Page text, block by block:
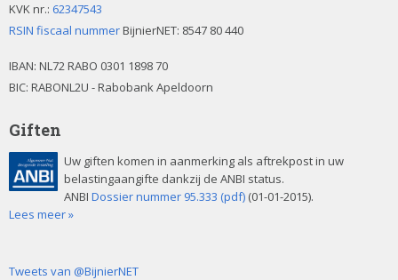
KVK nr.: 62347543
RSIN fiscaal nummerBijnierNET: 8547 80 440
IBAN: NL72 RABO 0301 1898 70
BIC: RABONL2U - Rabobank Apeldoorn
Giften
Uw giften komen in aanmerking als aftrekpost in uw
belastingaangifte dankzij de ANBI status.
ANBI Dossier nummer 95.333 (pdf) (01-01-2015).
Lees meer »
Tweets van @BijnierNET